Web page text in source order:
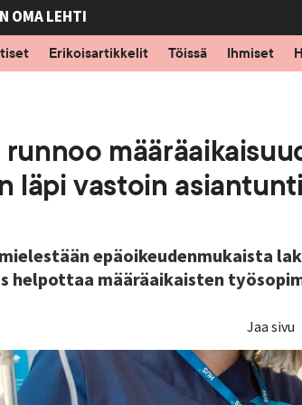
OMA LEHTI
Erikoisartikkelit Töissä Ihmiset
läpi vastoin
epäoikeudenmukaista
helpottaa määräaikaisten
Jaa sivu